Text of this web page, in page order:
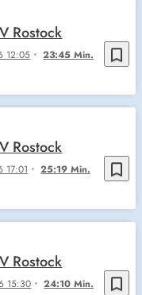
bookmark_border
12:05 23:45 Min.
Rostock
bookmark_border
17:01 25:19 Min.
Rostock
bookmark_border
15:30 24:10 Min.
Rostock